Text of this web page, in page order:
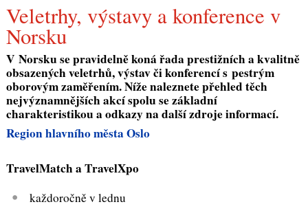
Veletrhy, výstavy a konference v
Norsku
V Norsku se pravidelně koná řada prestižních a kvalitně
obsazených veletrhů, výstav či konferencí s pestrým
oborovým zaměřením. Níže naleznete přehled těch
nejvýznamnějších akcí spolu se základní
charakteristikou a odkazy na další zdroje informací.
Region hlavního města Oslo
TravelMatch a TravelXpo
každoročně v lednu